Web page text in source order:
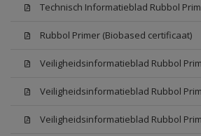
Technisch Informatieblad Rubbol
Rubbol Primer (Biobased certificaat)
Veiligheidsinformatieblad Rubbol
Veiligheidsinformatieblad Rubbol
Veiligheidsinformatieblad Rubbol